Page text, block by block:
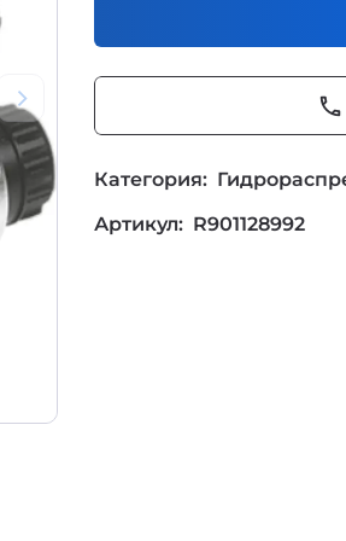
phone
Категория:
Артикул: R901128992